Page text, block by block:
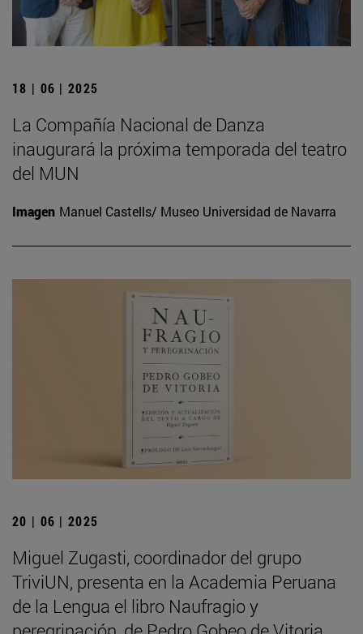
18 | 06 | 2025
La Compañía Nacional de Danza
inaugurará la próxima temporada del teatro
del MUN
Imagen Manuel Castells/ Museo Universidad de Navarra
20 | 06 | 2025
Miguel Zugasti, coordinador del grupo
TriviUN, presenta en la Academia Peruana
de la Lengua el libro Naufragio y